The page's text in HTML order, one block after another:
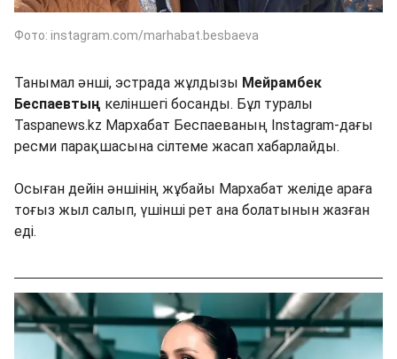
Фото: instagram.com/marhabat.besbaeva
Танымал әнші, эстрада жұлдызы Мейрамбек
Беспаевтың келіншегі босанды. Бұл туралы
Taspanews.kz Мархабат Беспаеваның Instagram-дағы
ресми парақшасына сілтеме жасап хабарлайды.
Осыған дейін әншінің жұбайы Мархабат желіде араға
тоғыз жыл салып, үшінші рет ана болатынын жазған
еді.